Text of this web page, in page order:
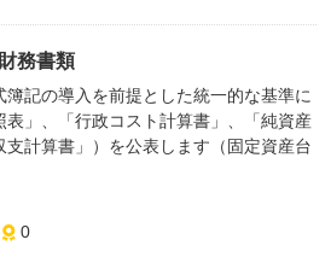
務書類
簿記の導入を前提とした統一的な基準に
表」、「行政コスト計算書」、「純資産
計算書」）を公表します（固定資産台
0